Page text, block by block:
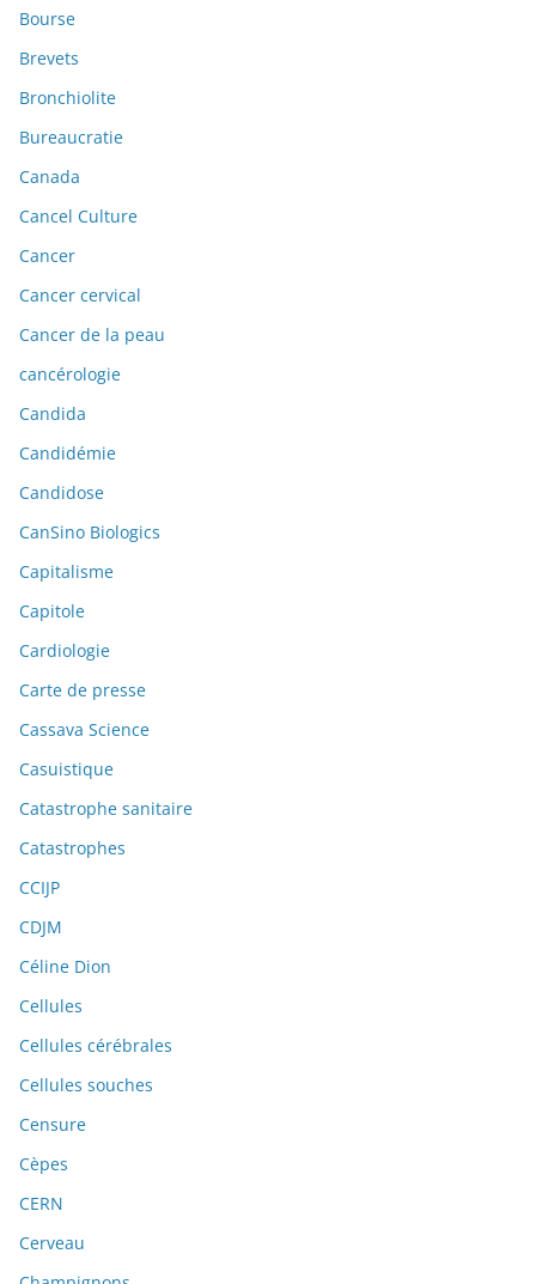
Bourse
Brevets
Bronchiolite
Bureaucratie
Canada
Cancel Culture
Cancer
Cancer cervical
Cancer de la peau
cancérologie
Candida
Candidémie
Candidose
CanSino Biologics
Capitalisme
Capitole
Cardiologie
Carte de presse
Cassava Science
Casuistique
Catastrophe sanitaire
Catastrophes
CCIJP
CDJM
Céline Dion
Cellules
Cellules cérébrales
Cellules souches
Censure
Cèpes
CERN
Cerveau